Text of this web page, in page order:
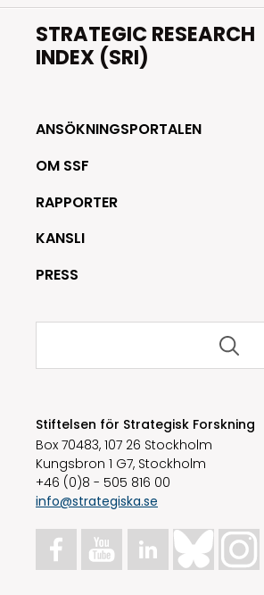
STRATEGIC RESEARCH
INDEX (SRI)
ANSÖKNINGSPORTALEN
OM SSF
RAPPORTER
KANSLI
PRESS
Sök
Stiftelsen för Strategisk Forskning
Box 70483, 107 26 Stockholm
Kungsbron 1 G7, Stockholm
+46 (0)8 - 505 816 00
info@strategiska.se